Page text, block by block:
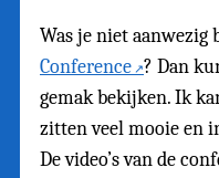
Was je niet aanwezig
Conference ? Dan
gemak bekijken. Ik
zitten veel mooie en
De video’s van de